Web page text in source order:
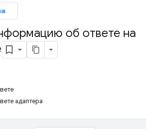
об ответе на
адаптера